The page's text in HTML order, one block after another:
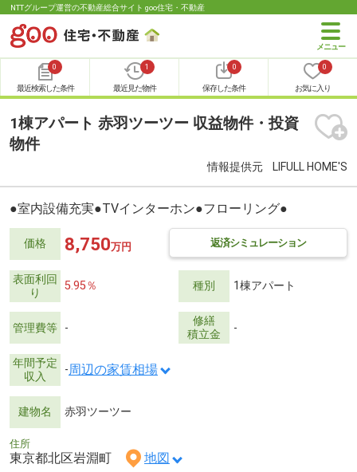
NTTグループ運営の不動産総合サイト goo住宅・不動産
0
最近検索した条件
1
最近見た物件
0
保存した条件
0
お気に入り
1棟アパート 赤羽ツーツー 収益物件・投資
物件
情報提供元 LIFULL HOME'S
●室内設備充実●TVインターホン●フローリング●
価格 返済シミュレーション
8,750万円
表面利回
り
5.95％ 種別 1棟アパート
管理費等 -
修繕
積立金
-
年間予定
収入
-周辺の家賃相場
建物名 赤羽ツーツー
住所
東京都北区岩淵町 地図